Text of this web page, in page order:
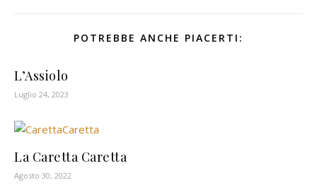
POTREBBE ANCHE PIACERTI:
L’Assiolo
Luglio 24, 2023
La Caretta Caretta
Agosto 30, 2022